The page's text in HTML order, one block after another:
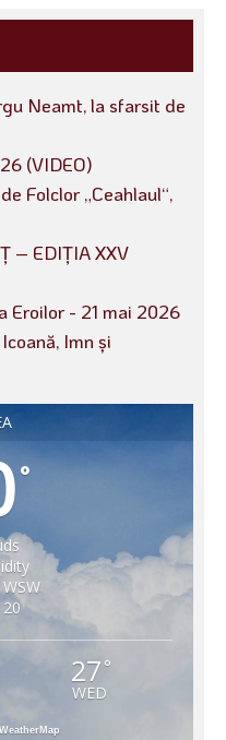
Neamt, la sfarsit de
(VIDEO)
Folclor „Ceahlaul“,
– EDIȚIA XXV
Eroilor - 21 mai 2026
Imn și
°
20
27 °
WED